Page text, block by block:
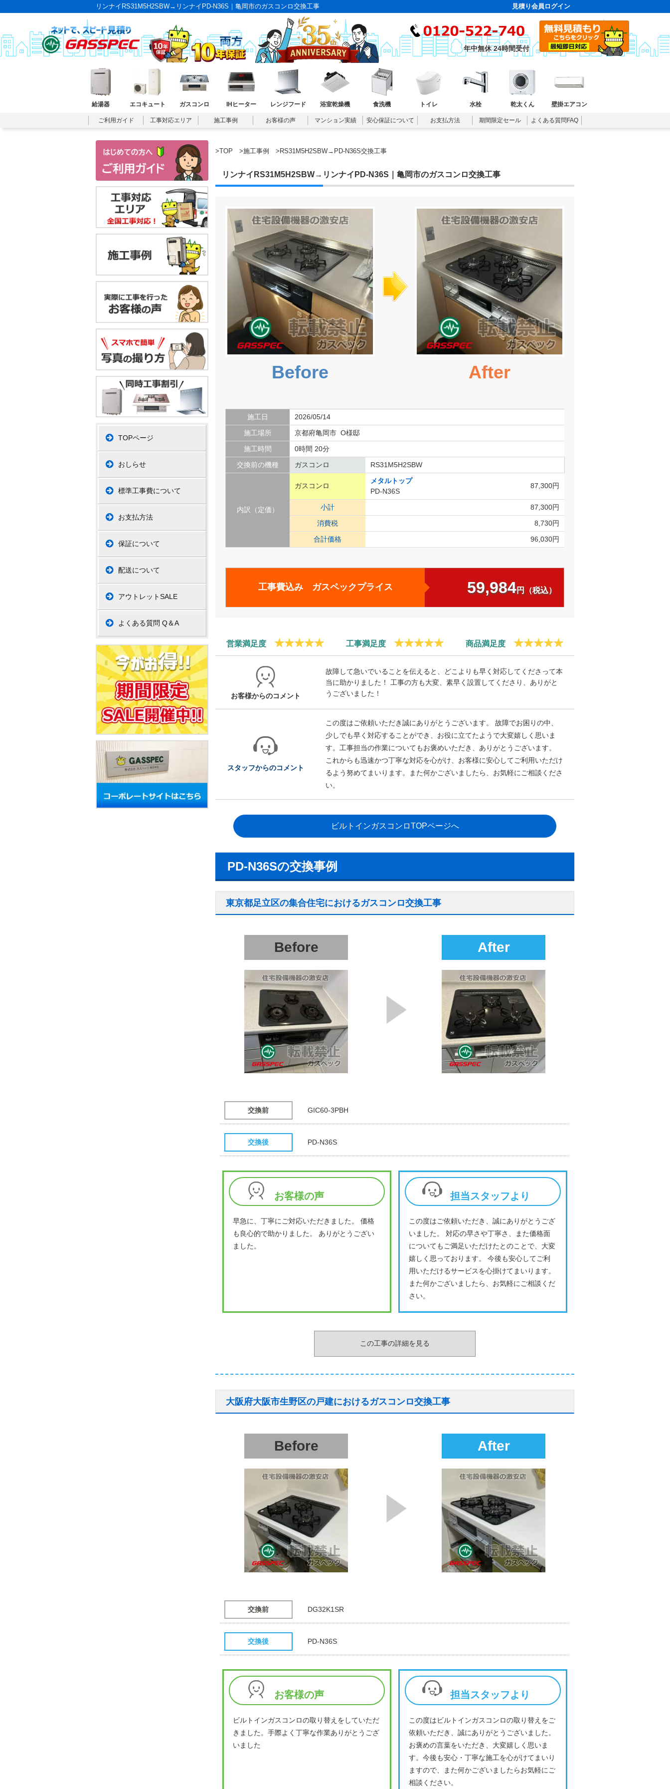
リンナイRS31M5H2SBW→リンナイPD-N36S｜亀岡市のガスコンロ交換工事 見積り会員ログイン
年中無休 24時間受付
給湯器 エコキュート ガスコンロ IHヒーター レンジフード 浴室乾燥機 食洗機 トイレ 水栓 乾太くん 壁掛エアコン
ご利用ガイド 工事対応エリア 施工事例 お客様の声 マンション実績 安心保証について お支払方法 期間限定セール よくある質問FAQ
TOPページ
おしらせ
標準工事費について
お支払方法
保証について
配送について
アウトレットSALE
よくある質問 Q＆A
>TOP >施工事例 >RS31M5H2SBW→PD-N36S交換工事
リンナイRS31M5H2SBW→リンナイPD-N36S｜亀岡市のガスコンロ交換工事
Before After
施工日
2026/05/14
施工場所
京都府亀岡市 O様邸
施工時間
0時間 20分
交換前の機種
ガスコンロ RS31M5H2SBW
内訳（定価）
ガスコンロ
メタルトップ
PD-N36S
87,300円
小計
87,300円
消費税
8,730円
合計価格
96,030円
工事費込み ガスペックプライス 59,984円（税込）
営業満足度 工事満足度 商品満足度
お客様からのコメント
故障して急いでいることを伝えると、どこよりも早く対応してくださって本
当に助かりました！ 工事の方も大変、素早く設置してくださり、ありがと
うございました！
スタッフからのコメント
この度はご依頼いただき誠にありがとうございます。 故障でお困りの中、
少しでも早く対応することができ、お役に立てたようで大変嬉しく思いま
す。工事担当の作業についてもお褒めいただき、ありがとうございます。
これからも迅速かつ丁寧な対応を心がけ、お客様に安心してご利用いただけ
るよう努めてまいります。また何かございましたら、お気軽にご相談くださ
い。
ビルトインガスコンロTOPページへ
PD-N36Sの交換事例
東京都足立区の集合住宅におけるガスコンロ交換工事
Before After
交換前 GIC60-3PBH
交換後 PD-N36S
お客様の声
早急に、丁寧にご対応いただきました。 価格
も良心的で助かりました。 ありがとうござい
ました。
担当スタッフより
この度はご依頼いただき、誠にありがとうござ
いました。 対応の早さや丁寧さ、また価格面
についてもご満足いただけたとのことで、大変
嬉しく思っております。 今後も安心してご利
用いただけるサービスを心掛けてまいります。
また何かございましたら、お気軽にご相談くだ
さい。
この工事の詳細を見る
大阪府大阪市生野区の戸建におけるガスコンロ交換工事
Before After
交換前 DG32K1SR
交換後 PD-N36S
お客様の声
ビルトインガスコンロの取り替えをしていただ
きました。手際よく丁寧な作業ありがとうござ
いました
担当スタッフより
この度はビルトインガスコンロの取り替えをご
依頼いただき、誠にありがとうございました。
お褒めの言葉をいただき、大変嬉しく思いま
す。今後も安心・丁寧な施工を心がけてまいり
ますので、また何かございましたらお気軽にご
相談ください。